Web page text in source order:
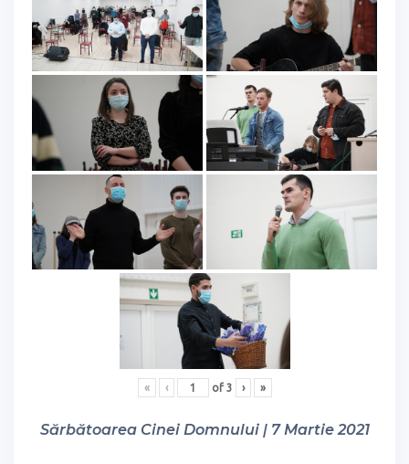
« ‹ of 3 › »
Sărbătoarea Cinei Domnului | 7 Martie 2021